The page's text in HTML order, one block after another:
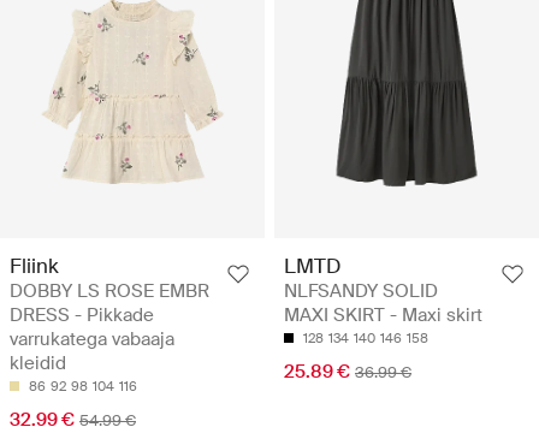
Fliink
DOBBY LS ROSE EMBR
DRESS - Pikkade
varrukatega vabaaja
kleidid
86 92 98 104 116
32.99 € 54.99 €
LMTD
NLFSANDY SOLID
MAXI SKIRT - Maxi skirt
128 134 140 146 158
25.89 € 36.99 €